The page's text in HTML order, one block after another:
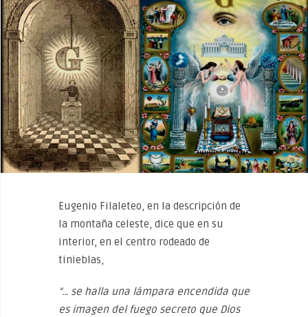
Eugenio Filaleteo, en la descripción de
la montaña celeste, dice que en su
interior, en el centro rodeado de
tinieblas,
“… se halla una lámpara encendida que
es imagen del fuego secreto que Dios